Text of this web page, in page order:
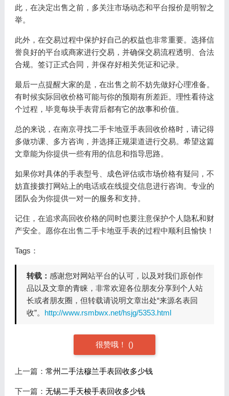
此，在决定出售之前，多关注市场动态和平台报价是明智之
举。
此外，在交易过程中保护好自己的权益也非常重要。选择信
誉良好的平台或商家进行交易，并确保交易流程透明、合法
合规。签订正式合同，并保存好相关凭证和记录。
最后一点提醒大家的是，在出售之前不妨先做好心理准备。
有时候实际回收价格可能与你的预期有所差距。理性看待这
个过程，毕竟每块手表背后都有它的故事和价值。
总的来说，在南京寻找二手卡地亚手表回收价格时，请记得
多做功课、多方咨询，并选择正规渠道进行交易。希望这篇
文章能为你提供一些有用的信息和指导思路。
如果你对具体的手表型号、成色评估或市场价格有疑问，不
妨直接拨打网站上的电话或在线提交信息进行咨询。专业的
团队会为你提供一对一的服务和支持。
记住，在追求高回收价格的同时也要注意保护个人隐私和财
产安全。愿你在出售二手卡地亚手表的过程中顺利且愉快！
Tags：
转载： 感谢您对网站平台的认可，以及对我们原创作
品以及文章的青睐，非常欢迎各位朋友分享到个人站
长或者朋友圈，但转载请说明文章出处“来源名表回
收”。 http://www.rsmbwx.net/hsjg/5353.html
很赞哦！ ()
上一篇： 常州二手法穆兰手表回收多少钱
下一篇： 无锡二手天梭手表回收多少钱